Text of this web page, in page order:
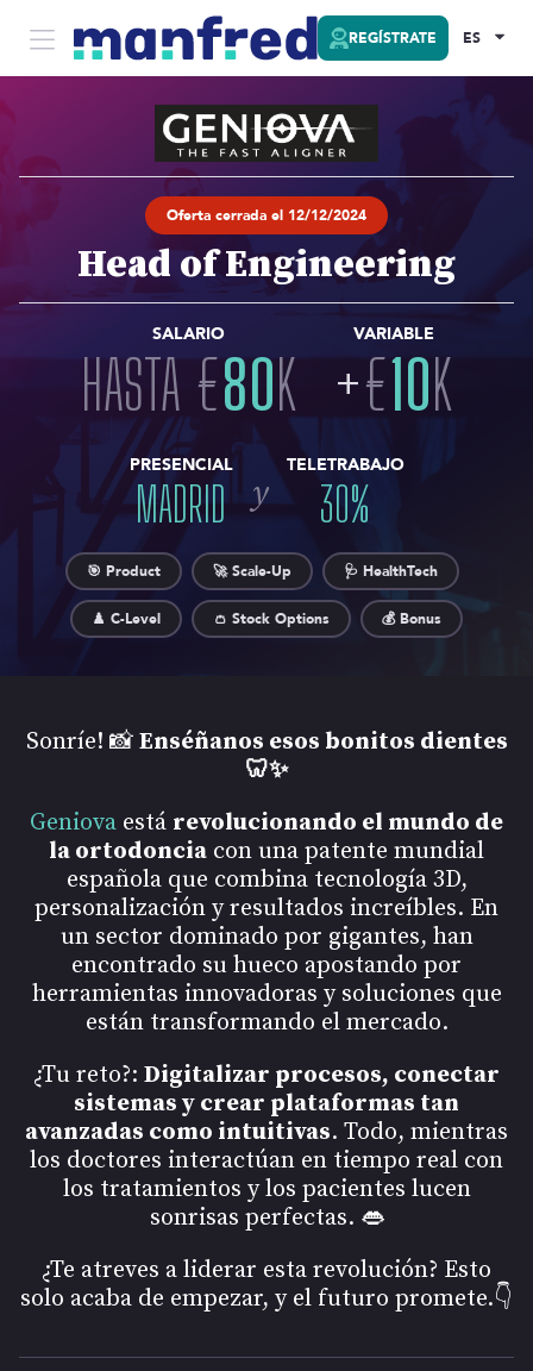
REGÍSTRATE ES
Oferta cerrada el 12/12/2024
Head of Engineering
SALARIO
HASTA€80K
VARIABLE
+€10K
PRESENCIAL
MADRID y
TELETRABAJO
30%
🎯 Product 🚀 Scale-Up 🩺 HealthTech
♟️ C-Level 👛 Stock Options 💰 Bonus
Sonríe! 📸 Enséñanos esos bonitos dientes
🦷✨
Geniova está revolucionando el mundo de
la ortodoncia con una patente mundial
española que combina tecnología 3D,
personalización y resultados increíbles. En
un sector dominado por gigantes, han
encontrado su hueco apostando por
herramientas innovadoras y soluciones que
están transformando el mercado.
¿Tu reto?: Digitalizar procesos, conectar
sistemas y crear plataformas tan
avanzadas como intuitivas. Todo, mientras
los doctores interactúan en tiempo real con
los tratamientos y los pacientes lucen
sonrisas perfectas. 👄
¿Te atreves a liderar esta revolución? Esto
solo acaba de empezar, y el futuro promete.👇